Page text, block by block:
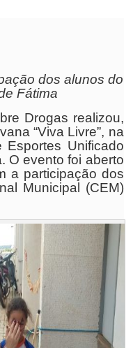
dos alunos do
Fátima
Drogas realizou,
“Viva Livre”, na
Unificado
O evento foi aberto
a participação dos
Municipal (CEM)